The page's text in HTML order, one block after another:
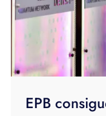
EPB